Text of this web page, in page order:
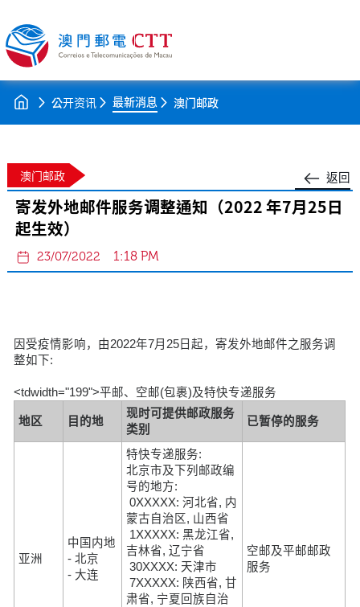
公开资讯 最新消息 澳门邮政
返回
澳门邮政
寄发外地邮件服务调整通知（2022 年7月25日
起生效）
23/07/2022 1:18 PM
因受疫情影响，由2022年7月25日起，寄发外地邮件之服务调
整如下:
<tdwidth="199">平邮、空邮(包裹)及特快专递服务
地区 目的地
现时可提供邮政服务
类别
已暂停的服务
亚洲
中国内地
- 北京
- 大连
特快专递服务:
北京市及下列邮政编
号的地方:
0XXXXX: 河北省, 内
蒙古自治区, 山西省
1XXXXX: 黑龙江省,
吉林省, 辽宁省
30XXXX: 天津市
7XXXXX: 陕西省, 甘
肃省, 宁夏回族自治
空邮及平邮邮政
服务